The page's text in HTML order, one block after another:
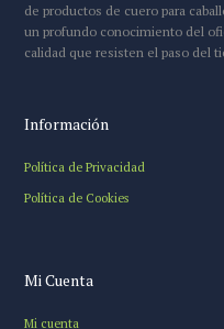
de productos de cuero para
un profundo conocimiento del
calidad que resisten el paso del
Información
Política de Privacidad
Política de Cookies
Mi Cuenta
Mi cuenta